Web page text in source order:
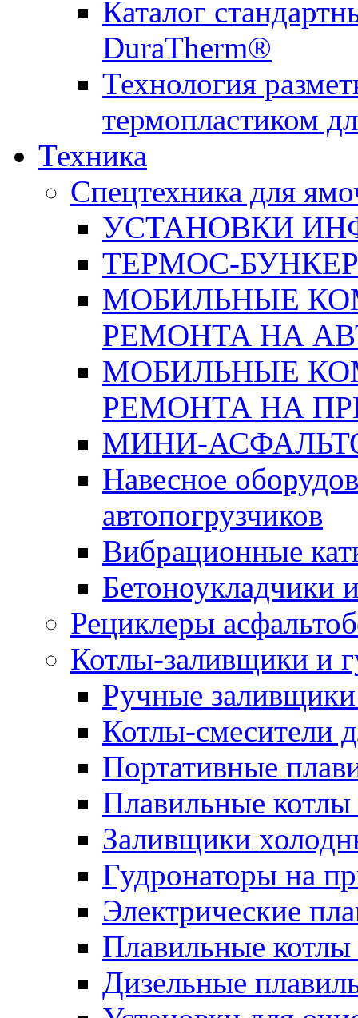
Каталог
DuraTherm®
Технология
термопластиком
Техника
Спецтехника для
УСТАНОВКИ
ТЕРМОС-
МОБИЛЬНЫЕ
РЕМОНТА НА
МОБИЛЬНЫЕ
РЕМОНТА НА
МИНИ-
Навесное
автопогрузчиков
Вибрационные
Бетоноукладчики
Рециклеры
Котлы-заливщики и
Ручные заливщики
Котлы-смесители
Портативные
Плавильные
Заливщики
Гудронаторы на
Электрические
Плавильные
Дизельные